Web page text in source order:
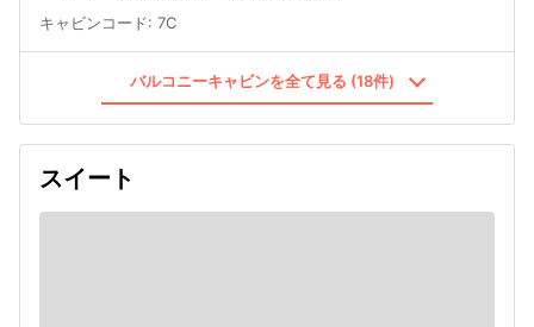
キャビンコード: 7C
バルコニーキャビンを全て見る (18件)
スイート